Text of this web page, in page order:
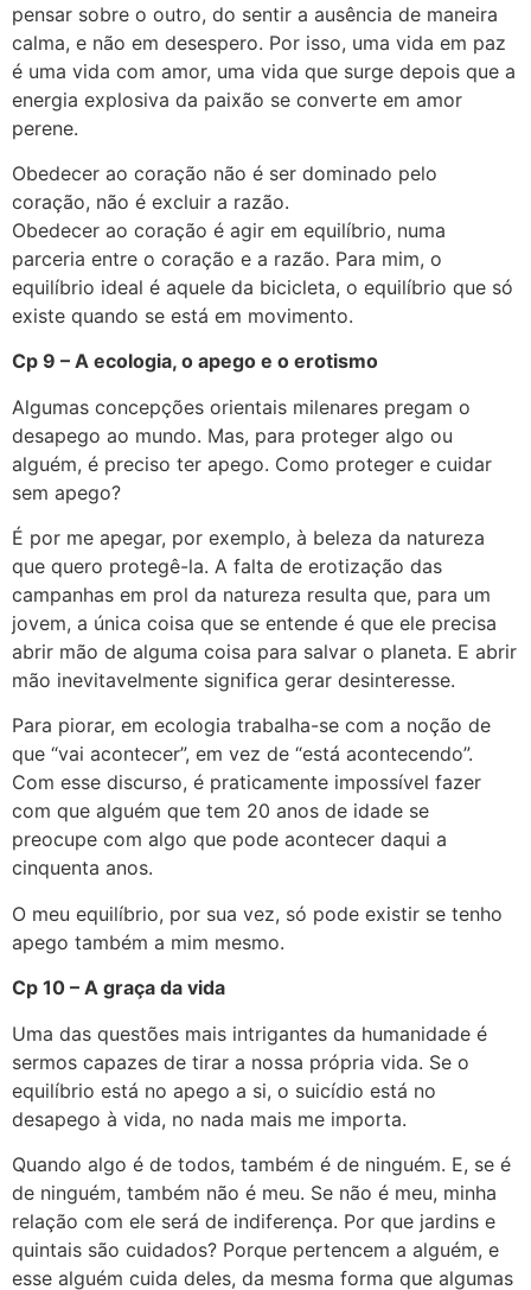
pensar sobre o outro, do sentir a ausência de maneira
calma, e não em desespero. Por isso, uma vida em paz
é uma vida com amor, uma vida que surge depois que a
energia explosiva da paixão se converte em amor
perene.
Obedecer ao coração não é ser dominado pelo
coração, não é excluir a razão.
Obedecer ao coração é agir em equilíbrio, numa
parceria entre o coração e a razão. Para mim, o
equilíbrio ideal é aquele da bicicleta, o equilíbrio que só
existe quando se está em movimento.
Cp 9 – A ecologia, o apego e o erotismo
Algumas concepções orientais milenares pregam o
desapego ao mundo. Mas, para proteger algo ou
alguém, é preciso ter apego. Como proteger e cuidar
sem apego?
É por me apegar, por exemplo, à beleza da natureza
que quero protegê-la. A falta de erotização das
campanhas em prol da natureza resulta que, para um
jovem, a única coisa que se entende é que ele precisa
abrir mão de alguma coisa para salvar o planeta. E abrir
mão inevitavelmente significa gerar desinteresse.
Para piorar, em ecologia trabalha-se com a noção de
que “vai acontecer”, em vez de “está acontecendo”.
Com esse discurso, é praticamente impossível fazer
com que alguém que tem 20 anos de idade se
preocupe com algo que pode acontecer daqui a
cinquenta anos.
O meu equilíbrio, por sua vez, só pode existir se tenho
apego também a mim mesmo.
Cp 10 – A graça da vida
Uma das questões mais intrigantes da humanidade é
sermos capazes de tirar a nossa própria vida. Se o
equilíbrio está no apego a si, o suicídio está no
desapego à vida, no nada mais me importa.
Quando algo é de todos, também é de ninguém. E, se é
de ninguém, também não é meu. Se não é meu, minha
relação com ele será de indiferença. Por que jardins e
quintais são cuidados? Porque pertencem a alguém, e
esse alguém cuida deles, da mesma forma que algumas